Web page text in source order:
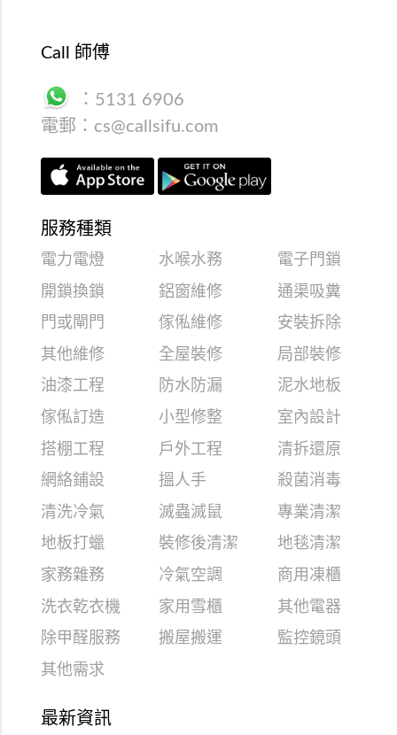
Call 師傅
： 5131 6906
電郵： cs@callsifu.com
服務種類
電力電燈 水喉水務
電子門鎖
開鎖換鎖
鋁窗維修
通渠吸糞
門或閘門
傢俬維修
安裝拆除
其他維修
全屋裝修
局部裝修
油漆工程
防水防漏
泥水地板
傢俬訂造
小型修整
室內設計
搭棚工程
戶外工程
清拆還原
網絡鋪設
搵人手
殺菌消毒
清洗冷氣
滅蟲滅鼠
專業清潔
地板打蠟
裝修後清潔
地毯清潔
家務雜務
冷氣空調
商用凍櫃
洗衣乾衣機
家用雪櫃
其他電器
除甲醛服務
搬屋搬運
監控鏡頭
其他需求
最新資訊